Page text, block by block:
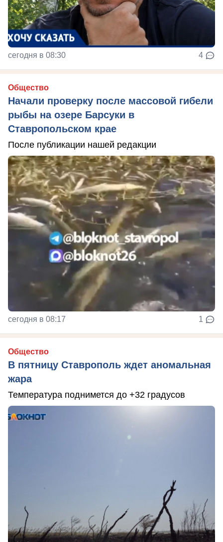
сегодня в 08:30 4
Общество
Начали проверку после массовой гибели
рыбы на озере Барсуки в
Ставропольском крае
После публикации нашей редакции
сегодня в 08:17 1
Общество
В пятницу Ставрополь ждет аномальная
жара
Температура поднимется до +32 градусов